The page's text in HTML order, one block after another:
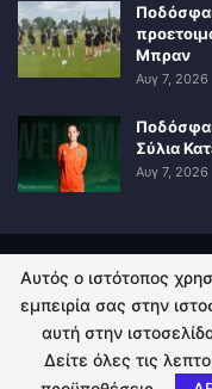
Μπραν
Αυγ 7, 2026
Σύλια
Αυγ 7, 2026
ΠΟΛΙΤΙΚΗ
© 2026 -
Αυτός ο ιστότοπος
εμπειρία σας στην
αυτή στην
Δείτε όλες τις